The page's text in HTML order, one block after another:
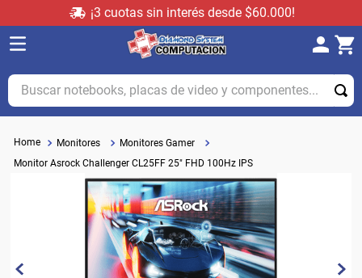
¡3 cuotas sin interés desde $60.000!
Buscar notebooks, placas de video y componentes...
Monitores
Monitores Gamer
Monitor Asrock Challenger CL25FF 25" FHD 100Hz IPS